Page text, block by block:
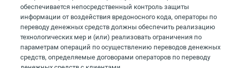
обеспечивается непосредственный контроль защиты
информации от воздействия вредоносного кода, операторы по
переводу денежных средств должны обеспечить реализацию
технологических мер и (или) реализовать ограничения по
параметрам операций по осуществлению переводов денежных
средств, определяемые договорами операторов по переводу